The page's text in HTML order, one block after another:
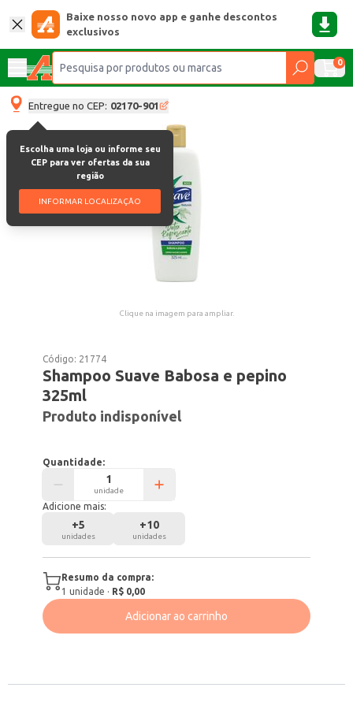
Baixe nosso novo app e ganhe descontos
exclusivos
0
Entregue no CEP: 02170-901
Escolha uma loja ou informe seu
CEP para ver ofertas da sua
região
INFORMAR LOCALIZAÇÃO
Clique na imagem para ampliar.
Código: 21774
Shampoo Suave Babosa e pepino
325ml
Produto indisponível
Quantidade:
unidade
Adicione mais:
+5
unidades
+10
unidades
Resumo da compra:
1 unidade · R$ 0,00
Adicionar ao carrinho